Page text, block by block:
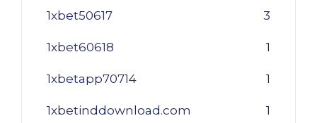
1xbet50617 3
1xbet60618 1
1xbetapp70714 1
1xbetinddownload.com 1